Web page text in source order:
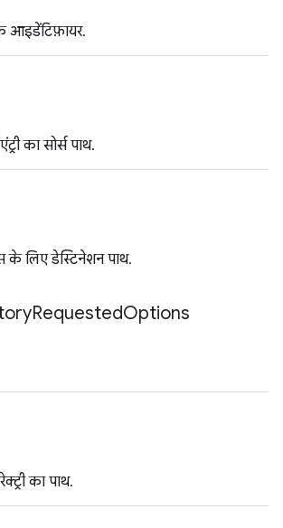
आइडेंटिफ़ायर.
का सोर्स पाथ.
के लिए डेस्टिनेशन पाथ.
RequestedOptions
का पाथ.